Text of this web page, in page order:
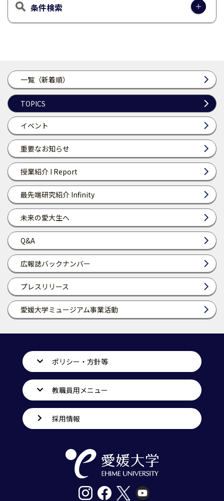
一覧（新着順）
TOPICS
イベント
重要なお知らせ
授業紹介 I Report
最先端研究紹介 Infinity
未来の愛大生へ
Q&A
広報誌バックナンバー
プレスリリース
愛媛大学ミュージアム事業活動
条件検索
ポリシー・方針等
教職員用メニュー
採用情報